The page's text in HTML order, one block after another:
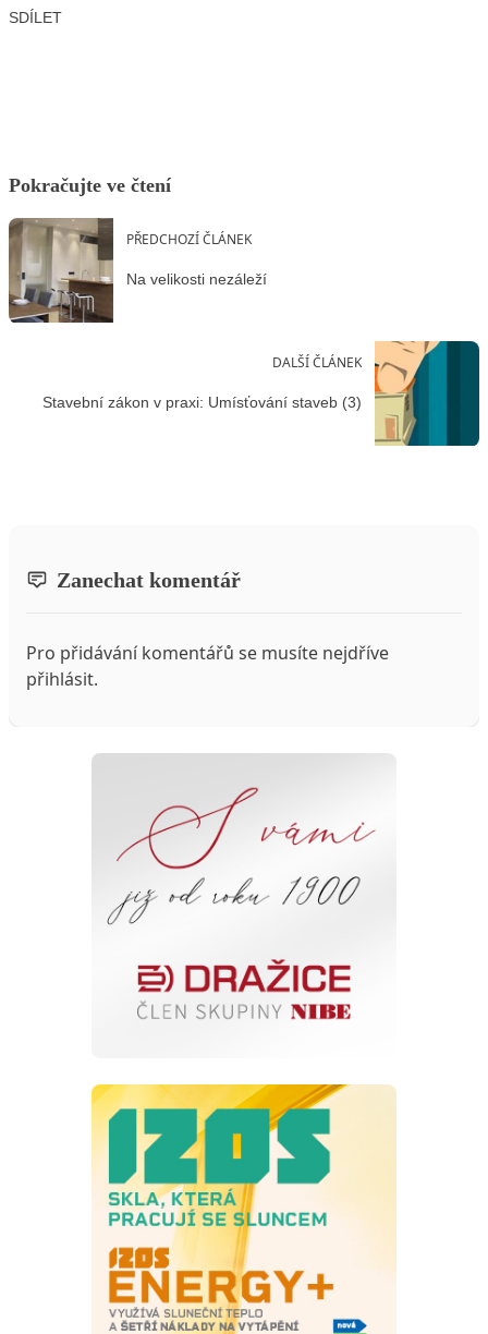
SDÍLET
Pokračujte ve čtení
PŘEDCHOZÍ ČLÁNEK
Na velikosti nezáleží
DALŠÍ ČLÁNEK
Stavební zákon v praxi: Umísťování staveb (3)
Zanechat komentář
Pro přidávání komentářů se musíte nejdříve
přihlásit.